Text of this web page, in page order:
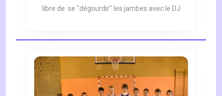
libre de se "dégourdir" les jambes avec le DJ